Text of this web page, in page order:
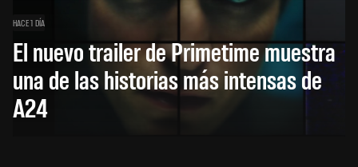
HACE 1 DÍA
El nuevo trailer de Primetime muestra
una de las historias más intensas de
A24